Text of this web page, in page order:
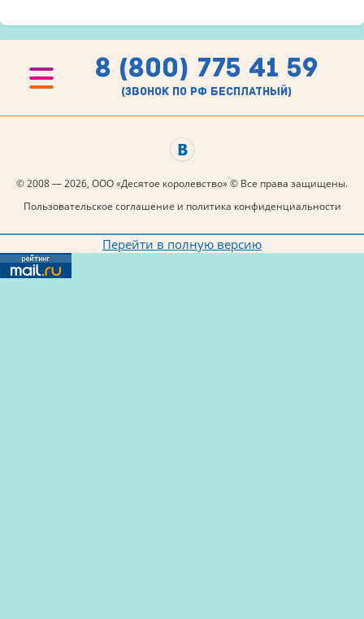
8 (800) 775 41 59
(звонок по рф бесплатный)
© 2008 — 2026, ООО «Десятое королевство» © Все права защищены.
Пользовательское соглашение и политика конфиденциальности
Перейти в полную версию